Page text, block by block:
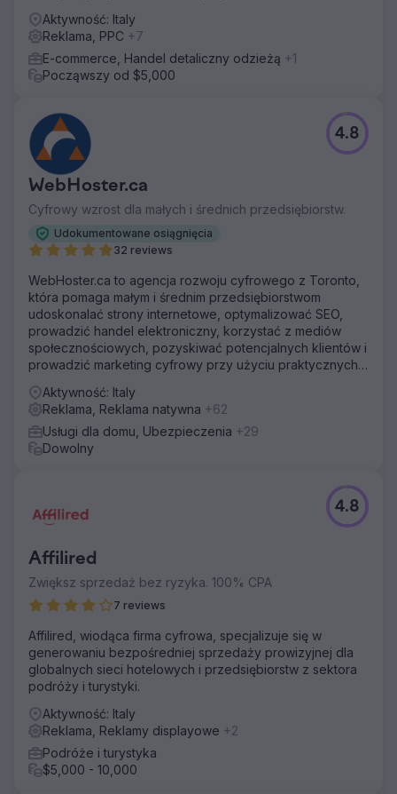
Aktywność: Italy
Reklama, PPC +7
E-commerce, Handel detaliczny odzieżą +1
Począwszy od $5,000
WebHoster.ca
Cyfrowy wzrost dla małych i średnich przedsiębiorstw.
Udokumentowane osiągnięcia
32 reviews
4.8
WebHoster.ca to agencja rozwoju cyfrowego z Toronto,
która pomaga małym i średnim przedsiębiorstwom
udoskonalać strony internetowe, optymalizować SEO,
prowadzić handel elektroniczny, korzystać z mediów
społecznościowych, pozyskiwać potencjalnych klientów i
prowadzić marketing cyfrowy przy użyciu praktycznych
narzędzi opartych na sztucznej inteligencji, które
zapewniają rozwój gotowy na przyszłość.
Aktywność: Italy
Reklama, Reklama natywna +62
Usługi dla domu, Ubezpieczenia +29
Dowolny
Affilired
Zwiększ sprzedaż bez ryzyka. 100% CPA
7 reviews
4.8
Affilired, wiodąca firma cyfrowa, specjalizuje się w
generowaniu bezpośredniej sprzedaży prowizyjnej dla
globalnych sieci hotelowych i przedsiębiorstw z sektora
podróży i turystyki.
Aktywność: Italy
Reklama, Reklamy displayowe +2
Podróże i turystyka
$5,000 - 10,000